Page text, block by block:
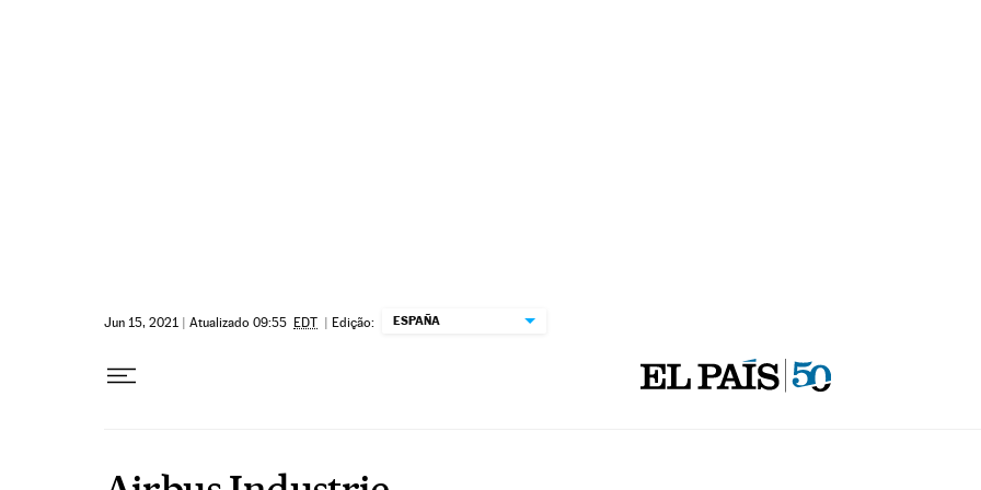
Jun 15, 2021 | Atualizado 09:55 EDT | Edição: ESPAÑA